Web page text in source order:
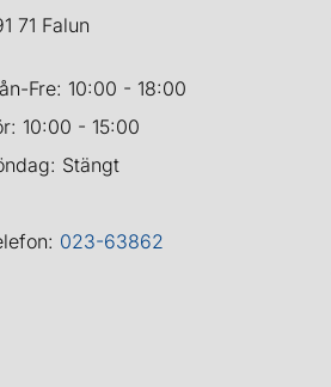
71 Falun
Fre: 10:00 - 18:00
10:00 - 15:00
Stängt
023-63862